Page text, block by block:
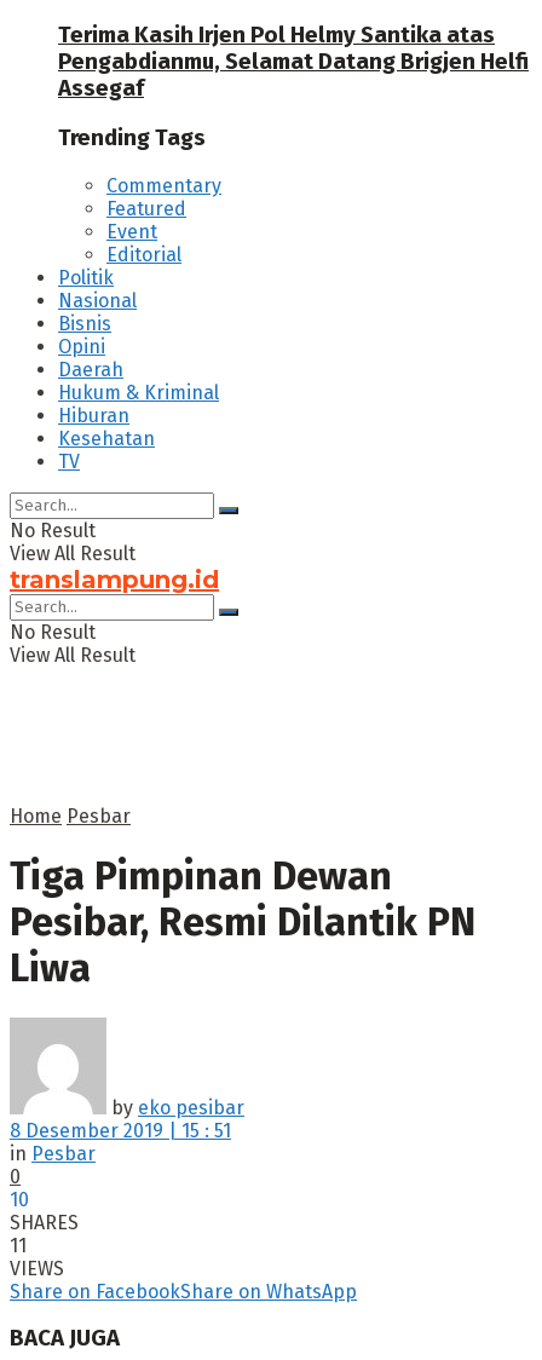
Terima Kasih Irjen Pol Helmy Santika atas
Pengabdianmu, Selamat Datang Brigjen Helfi
Assegaf
Trending Tags
Commentary
Featured
Event
Editorial
Politik
Nasional
Bisnis
Opini
Daerah
Hukum & Kriminal
Hiburan
Kesehatan
TV
No Result
View All Result
translampung.id
No Result
View All Result
Home Pesbar
Tiga Pimpinan Dewan
Pesibar, Resmi Dilantik PN
Liwa
by eko pesibar
8 Desember 2019 | 15 : 51
in Pesbar
0
10
SHARES
11
VIEWS
Share on FacebookShare on WhatsApp
BACA JUGA